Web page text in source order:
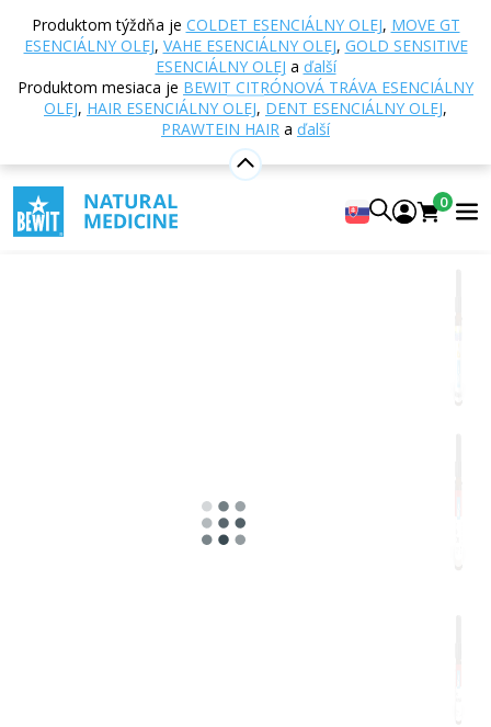
Produktom týždňa je COLDET ESENCIÁLNY OLEJ, MOVE GT
ESENCIÁLNY OLEJ, VAHE ESENCIÁLNY OLEJ, GOLD SENSITIVE
ESENCIÁLNY OLEJ a ďalší
Produktom mesiaca je BEWIT CITRÓNOVÁ TRÁVA ESENCIÁLNY
OLEJ, HAIR ESENCIÁLNY OLEJ, DENT ESENCIÁLNY OLEJ,
PRAWTEIN HAIR a ďalší
0
Domov E-shop
Zmesi esenciálnych olejov
Wild Woman
Wild Woman esenciálny olej
100% čistá a prírodná zmes CTEO® esenciálnych olejov
5 Zobraziť 18 recenzií